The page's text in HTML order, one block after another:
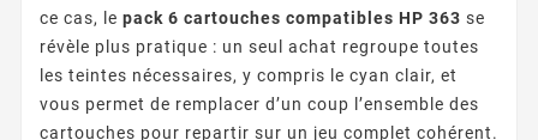
ce cas, le pack 6 cartouches compatibles HP 363 se
révèle plus pratique : un seul achat regroupe toutes
les teintes nécessaires, y compris le cyan clair, et
vous permet de remplacer d’un coup l’ensemble des
cartouches pour repartir sur un jeu complet cohérent.